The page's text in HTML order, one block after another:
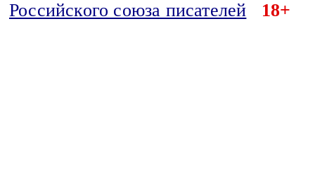
Российского союза писателей 18+